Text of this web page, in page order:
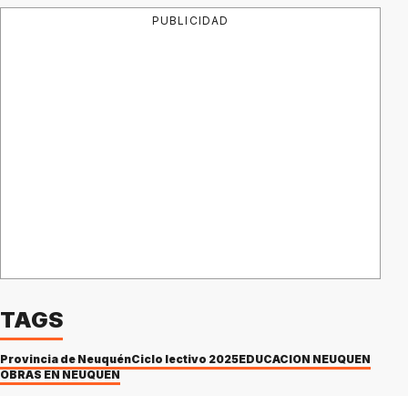
PUBLICIDAD
TAGS
Provincia de NeuquénCiclo lectivo 2025EDUCACIÓN NEUQUÉN
OBRAS EN NEUQUÉN